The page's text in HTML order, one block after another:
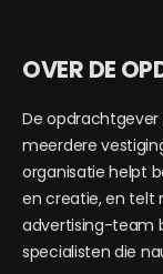
OVER DE
De
meerdere
organisatie helpt
en creatie, en telt
advertising-team
specialisten die